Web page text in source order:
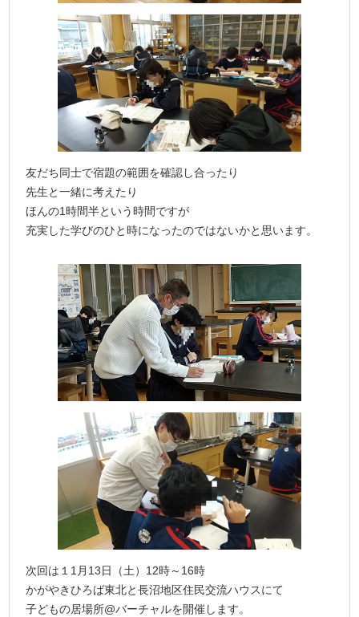
友だち同士で宿題の範囲を確認し合ったり
先生と一緒に考えたり
ほんの1時間半という時間ですが
充実した学びのひと時になったのではないかと思います。
次回は１1月13日（土）12時～16時
かがやきひろば東北と長沼地区住民交流ハウスにて
子どもの居場所@バーチャルを開催します。